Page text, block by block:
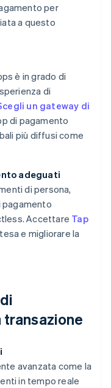
per
a questo
è in grado di
di
un gateway di
di pagamento
più diffusi come
adeguati
di persona,
pagamento
Accettare Tap
e migliorare la
avanzata come la
in tempo reale